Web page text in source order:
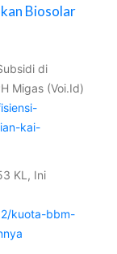
Biosolar
di
Migas (Voi.Id)
kai-
KL, Ini
kuota-bbm-